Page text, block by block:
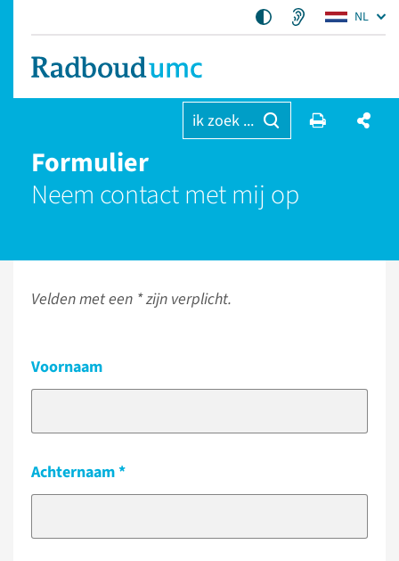
NL
ik zoek ...
Formulier
Neem contact met mij op
Velden met een * zijn verplicht.
Voornaam
Achternaam